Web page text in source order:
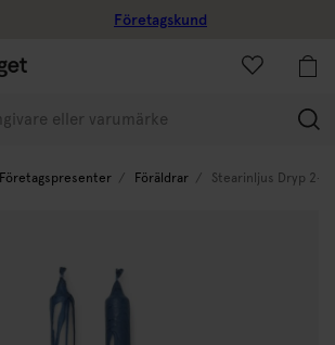
Företagskund
Företagspresenter Föräldrar Stearinljus Dryp 2-P